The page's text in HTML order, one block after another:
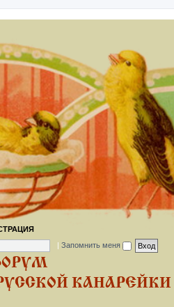
| Запомнить меня
КАНАРЕЙКИ